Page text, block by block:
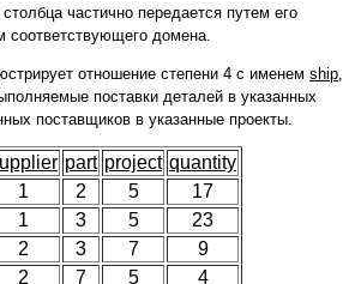
частично передается путем его
соответствующего домена.
отношение степени 4 с именем ship,
поставки деталей в указанных
поставщиков в указанные проекты.
part project quantity
1
2 5
17
1
3 5
23
2
3 7
9
2
7 5
4